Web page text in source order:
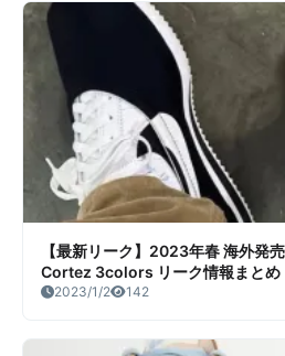
【最新リーク】2023年春 海外発
Cortez 3colors リーク情報まとめ
2023/1/2 142